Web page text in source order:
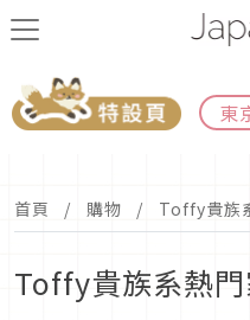
東
首頁 購物 Toffy貴族
Toffy貴族系熱